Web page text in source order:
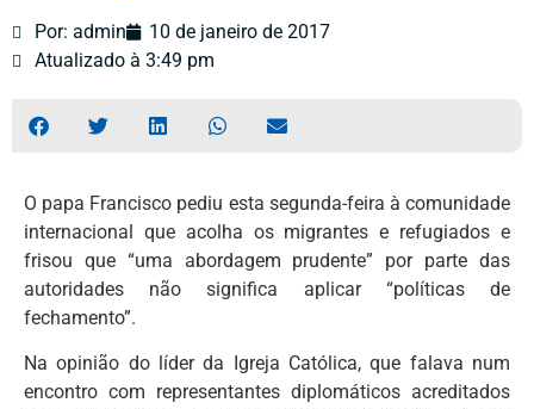
Por: admin
10 de janeiro de 2017
Atualizado à 3:49 pm
O papa Francisco pediu esta segunda-feira à comunidade
internacional que acolha os migrantes e refugiados e
frisou que “uma abordagem prudente” por parte das
autoridades não significa aplicar “políticas de
fechamento”.
Na opinião do líder da Igreja Católica, que falava num
encontro com representantes diplomáticos acreditados